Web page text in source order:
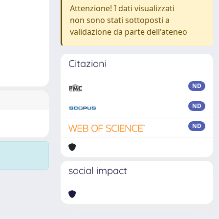
Attenzione! I dati visualizzati
non sono stati sottoposti a
validazione da parte dell'ateneo
Citazioni
ND
ND
ND
social impact